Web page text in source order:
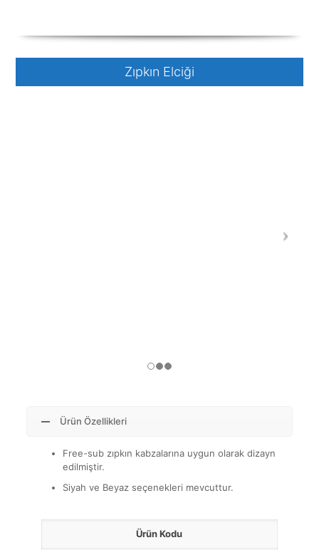
Zıpkın Elciği
Ürün Özellikleri
Free-sub zıpkın kabzalarına uygun olarak dizayn
edilmiştir.
Siyah ve Beyaz seçenekleri mevcuttur.
Ürün Kodu